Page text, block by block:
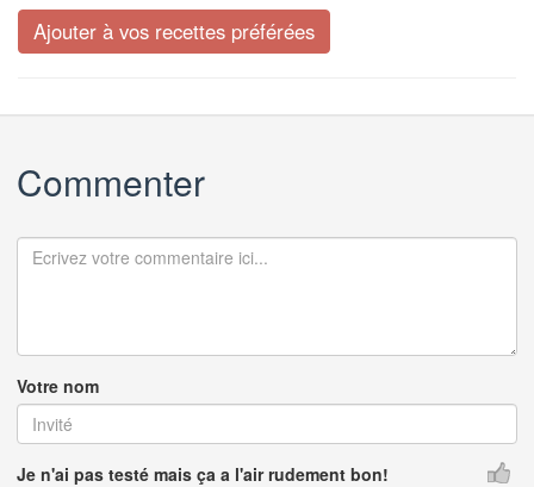
Commenter
Votre nom
Je n'ai pas testé mais ça a l'air rudement bon!